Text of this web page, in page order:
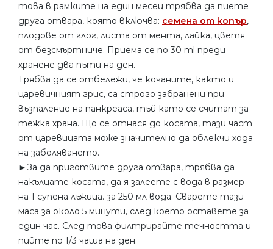
това в рамките на един месец трябва да пиете
друга отвара, която включва: семена от копър,
плодове от глог, листа от мента, лайка, цветя
от безсмъртниче. Приема се по 30 ml преди
хранене два пъти на ден.
Трябва да се отбележи, че кочаните, както и
царевичният грис, са строго забранени при
възпаление на панкреаса, тъй като се считат за
тежка храна. Що се отнася до косата, тази част
от царевицата може значително да облекчи хода
на заболяването.
►За да приготвите друга отвара, трябва да
накълцате косата, да я залеете с вода в размер
на 1 супена лъжица. за 250 мл вода. Сварете тази
маса за около 5 минути, след което оставете за
един час. След това филтрирайте течността и
пийте по 1/3 чаша на ден.